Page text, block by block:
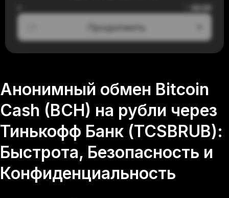
Продолжить
Анонимный обмен Bitcoin
Cash (BCH) на рубли через
Тинькофф Банк (TCSBRUB):
Быстрота, Безопасность и
Конфиденциальность